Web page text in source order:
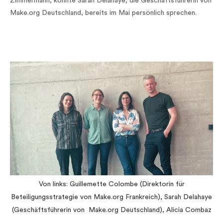
Make.org Deutschland, bereits im Mai persönlich sprechen.
Von links: Guillemette Colombe (Direktorin für
Beteiligungsstrategie von Make.org Frankreich), Sarah Delahaye
(Geschäftsführerin von Make.org Deutschland), Alicia Combaz